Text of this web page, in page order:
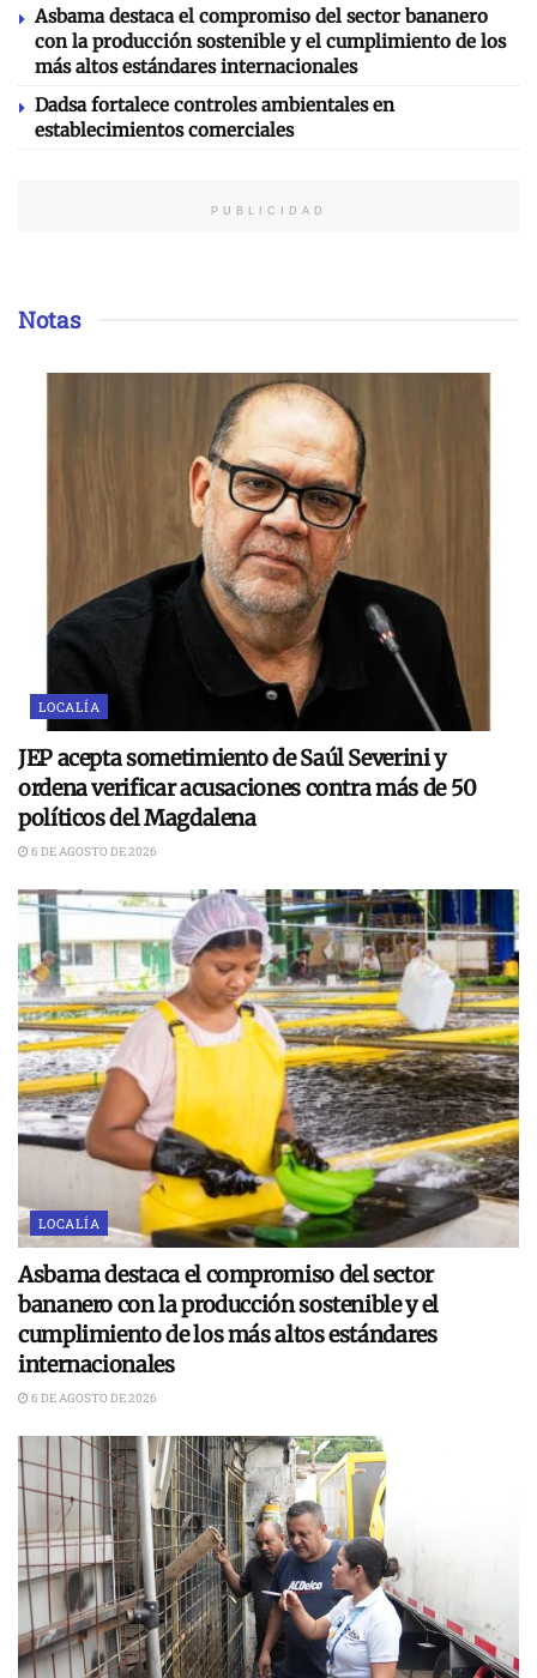
Asbama destaca el compromiso del sector bananero
con la producción sostenible y el cumplimiento de los
más altos estándares internacionales
Dadsa fortalece controles ambientales en
establecimientos comerciales
PUBLICIDAD
Notas
LOCALÍA
JEP acepta sometimiento de Saúl Severini y
ordena verificar acusaciones contra más de 50
políticos del Magdalena
6 DE AGOSTO DE 2026
LOCALÍA
Asbama destaca el compromiso del sector
bananero con la producción sostenible y el
cumplimiento de los más altos estándares
internacionales
6 DE AGOSTO DE 2026